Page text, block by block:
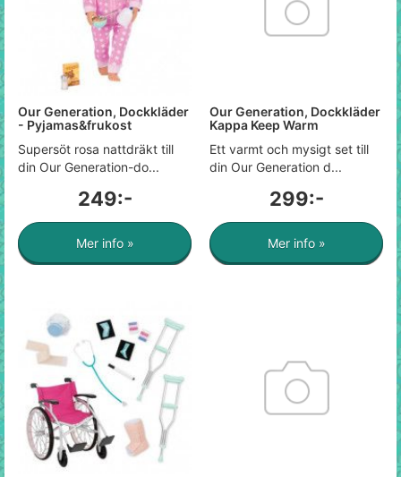
Our Generation, Dockkläder
- Pyjamas&frukost
Supersöt rosa nattdräkt till
din Our Generation-do...
249:-
Mer info »
Our Generation, Dockkläder
Kappa Keep Warm
Ett varmt och mysigt set till
din Our Generation d...
299:-
Mer info »